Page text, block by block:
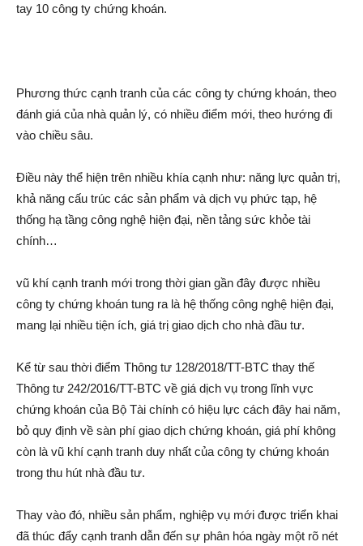
tay 10 công ty chứng khoán.
Phương thức cạnh tranh của các công ty chứng khoán, theo
đánh giá của nhà quản lý, có nhiều điểm mới, theo hướng đi
vào chiều sâu.
Điều này thể hiện trên nhiều khía cạnh như: năng lực quản trị,
khả năng cấu trúc các sản phẩm và dịc‌h vụ phức tạp, hệ
thống hạ tầng công nghệ hiện đại, nền tảng sức khỏe tài
chính…
v‌ũ kh‌í cạnh tranh mới trong thời gian gần đây được nhiều
công ty chứng khoán tung ra là hệ thống công nghệ hiện đại,
mang lại nhiều tiện ích, giá trị giao dịc‌h cho nhà đầu tư.
Kể từ sau thời điểm Thông tư 128/2018/TT-BTC thay thế
Thông tư 242/2016/TT-BTC về giá dịc‌h vụ trong lĩnh vực
chứng khoán của Bộ Tài chính có hiệu lực cách đây hai năm,
bỏ quy định về sàn phí giao dịc‌h chứng khoán, giá phí không
còn là v‌ũ kh‌í cạnh tranh duy nhất của công ty chứng khoán
trong thu hút nhà đầu tư.
Thay vào đó, nhiều sản phẩm, nghiệp vụ mới được triển khai
đã thúc đẩy cạnh tranh dẫn đến sự phân hóa ngày một rõ nét